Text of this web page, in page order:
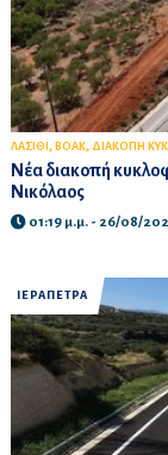
ΛΑΣΙΘΙ , ΒΟΑΚ, ΔΙΑΚΟΠΗ
Νέα διακοπή
Νικόλαος
01:19 μ.μ. - 26/08/
ΙΕΡΑΠΕΤΡΑ